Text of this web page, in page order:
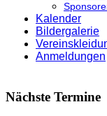
Kalender
Bildergalerie
Anmeldungen
Nächste Termine